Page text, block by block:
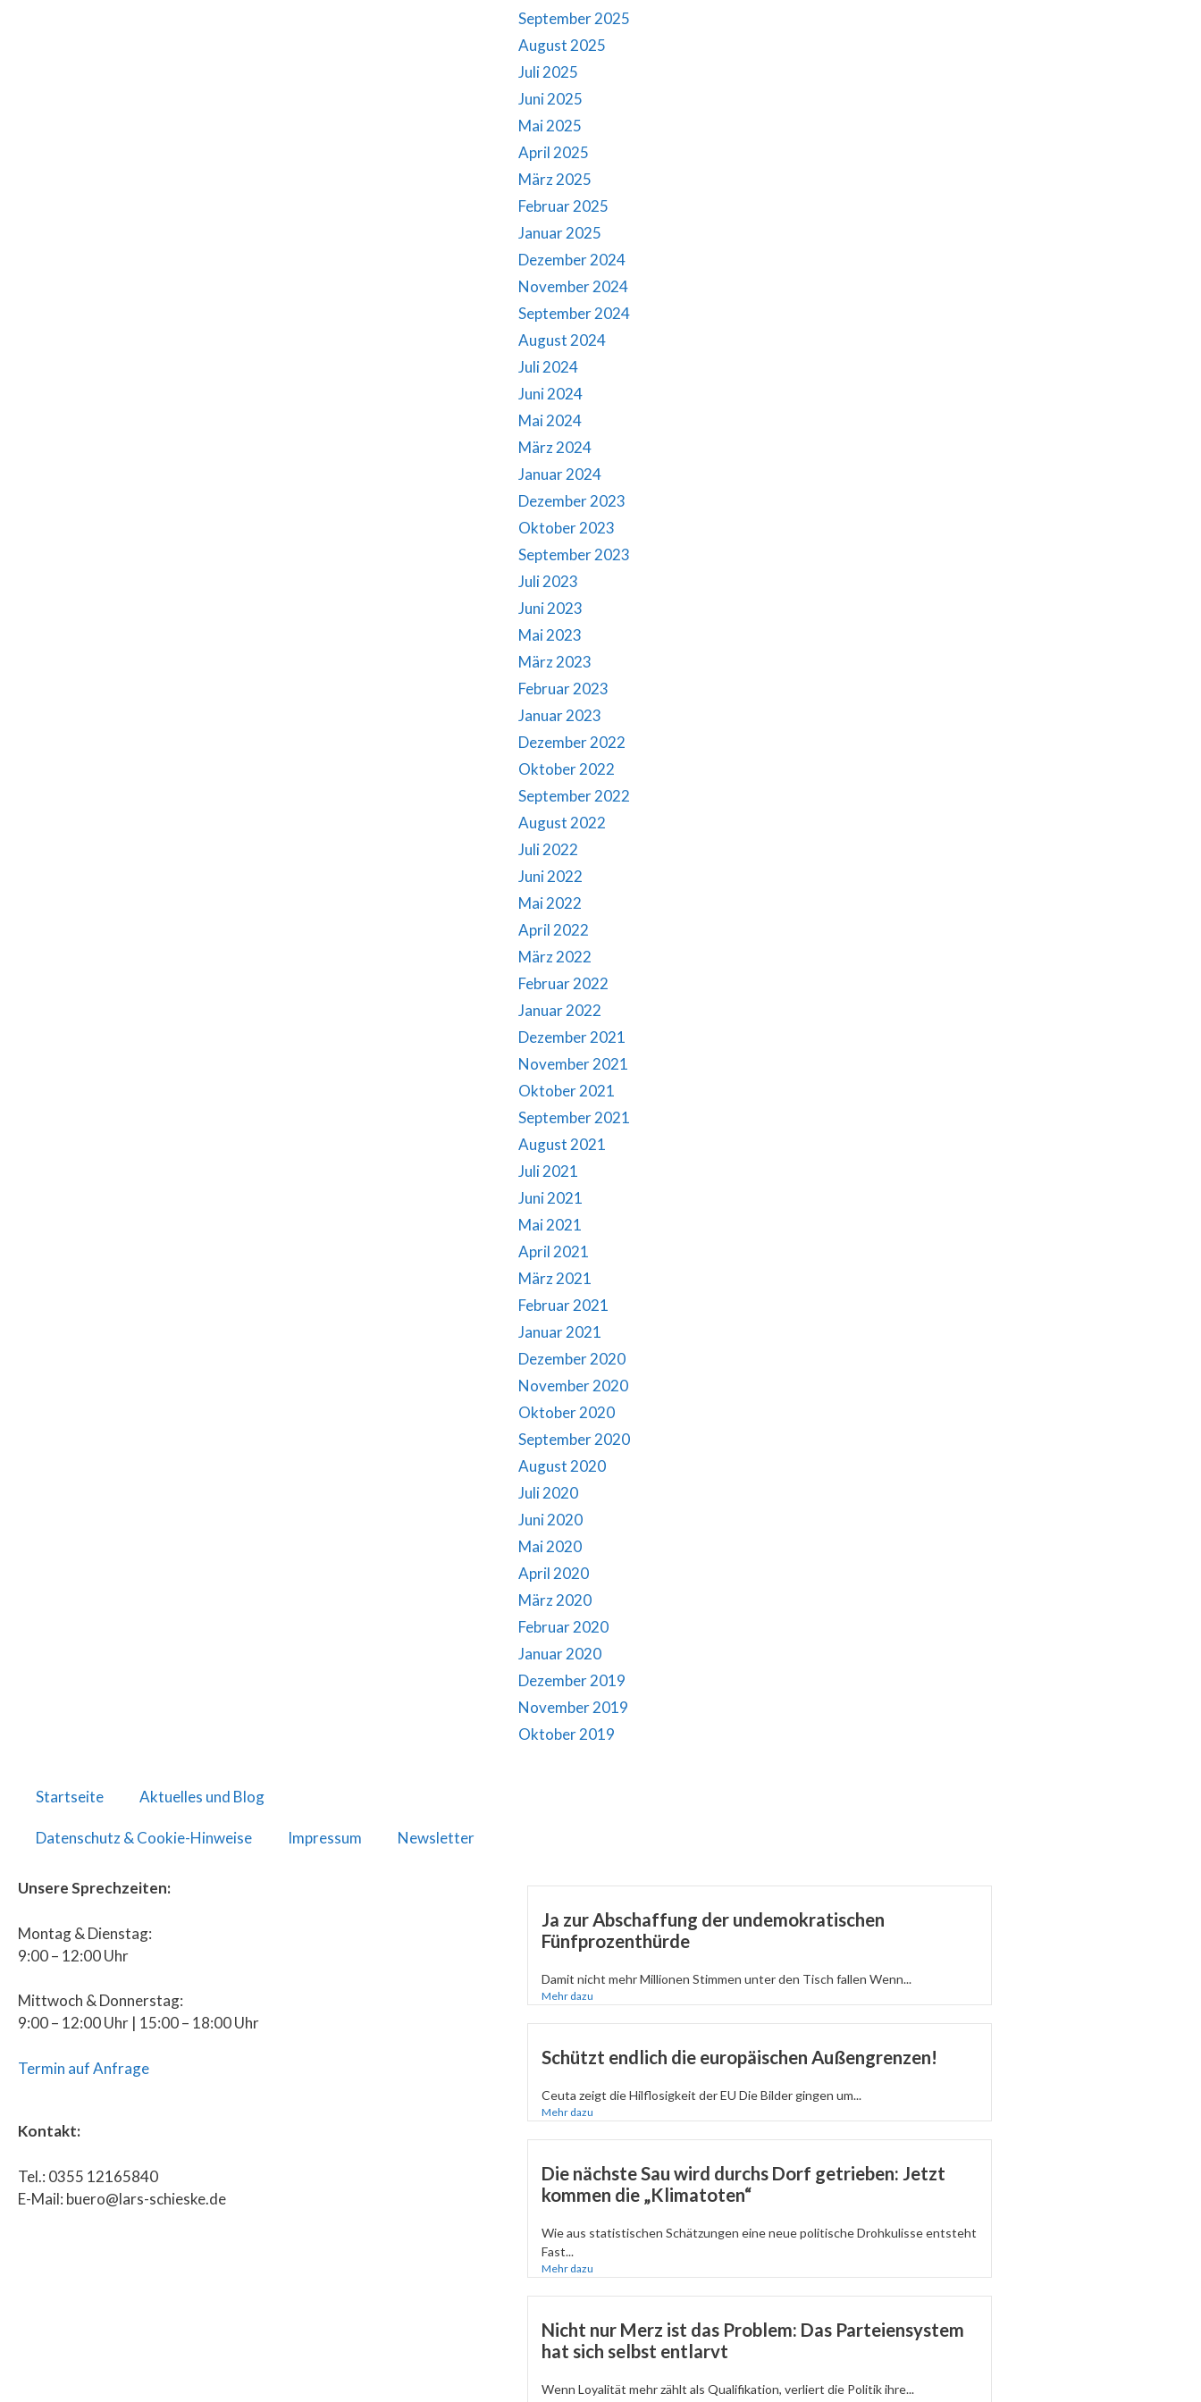
September 2025
August 2025
Juli 2025
Juni 2025
Mai 2025
April 2025
März 2025
Februar 2025
Januar 2025
Dezember 2024
November 2024
September 2024
August 2024
Juli 2024
Juni 2024
Mai 2024
März 2024
Januar 2024
Dezember 2023
Oktober 2023
September 2023
Juli 2023
Juni 2023
Mai 2023
März 2023
Februar 2023
Januar 2023
Dezember 2022
Oktober 2022
September 2022
August 2022
Juli 2022
Juni 2022
Mai 2022
April 2022
März 2022
Februar 2022
Januar 2022
Dezember 2021
November 2021
Oktober 2021
September 2021
August 2021
Juli 2021
Juni 2021
Mai 2021
April 2021
März 2021
Februar 2021
Januar 2021
Dezember 2020
November 2020
Oktober 2020
September 2020
August 2020
Juli 2020
Juni 2020
Mai 2020
April 2020
März 2020
Februar 2020
Januar 2020
Dezember 2019
November 2019
Oktober 2019
Startseite Aktuelles und Blog
Datenschutz & Cookie-Hinweise Impressum Newsletter
Unsere Sprechzeiten:
Montag & Dienstag:
9:00 – 12:00 Uhr
Mittwoch & Donnerstag:
9:00 – 12:00 Uhr | 15:00 – 18:00 Uhr
Termin auf Anfrage
Kontakt:
Tel.: 0355 12165840
E-Mail: buero@lars-schieske.de
Ja zur Abschaffung der undemokratischen
Fünfprozenthürde
Damit nicht mehr Millionen Stimmen unter den Tisch fallen Wenn...
Mehr dazu
Schützt endlich die europäischen Außengrenzen!
Ceuta zeigt die Hilflosigkeit der EU Die Bilder gingen um...
Mehr dazu
Die nächste Sau wird durchs Dorf getrieben: Jetzt
kommen die „Klimatoten“
Wie aus statistischen Schätzungen eine neue politische Drohkulisse entsteht
Fast...
Mehr dazu
Nicht nur Merz ist das Problem: Das Parteiensystem
hat sich selbst entlarvt
Wenn Loyalität mehr zählt als Qualifikation, verliert die Politik ihre...